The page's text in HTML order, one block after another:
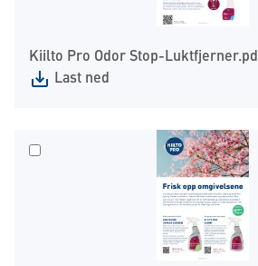
Kiilto Pro Odor Stop-
Last ned